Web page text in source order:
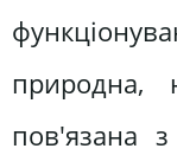
природна,
пов'язана з